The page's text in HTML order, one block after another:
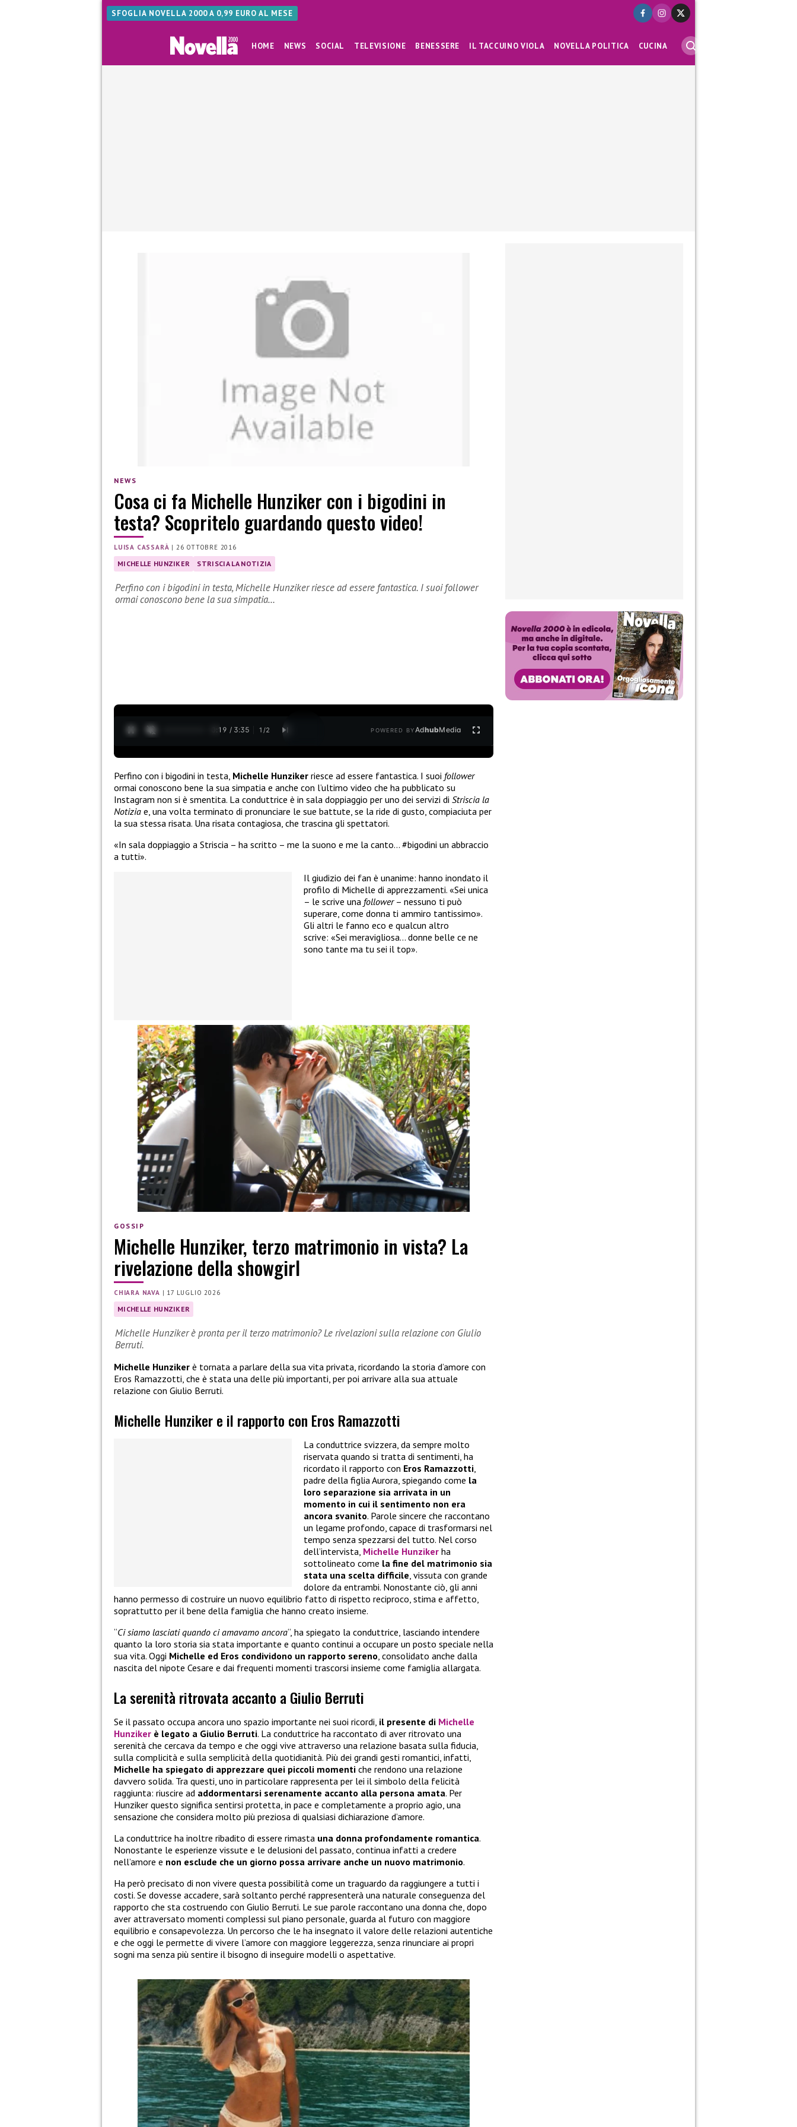
SFOGLIA NOVELLA 2000 A 0,99 EURO AL MESE
HOME NEWS SOCIAL TELEVISIONE BENESSERE IL TACCUINO VIOLA NOVELLA POLITICA CUCINA
NEWS
Cosa ci fa Michelle Hunziker con i bigodini in
testa? Scopritelo guardando questo video!
LUISA CASSARÀ | 26 OTTOBRE 2016
MICHELLE HUNZIKER STRISCIA LA NOTIZIA
Perfino con i bigodini in testa, Michelle Hunziker riesce ad essere fantastica. I suoi follower
ormai conoscono bene la sua simpatia…
0:20 / 3:35 1 /2 POWERED BYAdhubMedia
Perfino con i bigodini in testa, Michelle Hunziker riesce ad essere fantastica. I suoi follower
ormai conoscono bene la sua simpatia e anche con l’ultimo video che ha pubblicato su
Instagram non si è smentita. La conduttrice è in sala doppiaggio per uno dei servizi di Striscia la
Notizia e, una volta terminato di pronunciare le sue battute, se la ride di gusto, compiaciuta per
la sua stessa risata. Una risata contagiosa, che trascina gli spettatori.
«In sala doppiaggio a Striscia – ha scritto – me la suono e me la canto… #bigodini un abbraccio
a tutti».
Il giudizio dei fan è unanime: hanno inondato il
profilo di Michelle di apprezzamenti. «Sei unica
– le scrive una follower– nessuno ti può
superare, come donna ti ammiro tantissimo».
Gli altri le fanno eco e qualcun altro
scrive: «Sei meravigliosa… donne belle ce ne
sono tante ma tu sei il top».
GOSSIP
Michelle Hunziker, terzo matrimonio in vista? La
rivelazione della showgirl
CHIARA NAVA | 17 LUGLIO 2026
MICHELLE HUNZIKER
Michelle Hunziker è pronta per il terzo matrimonio? Le rivelazioni sulla relazione con Giulio
Berruti.
Michelle Hunziker è tornata a parlare della sua vita privata, ricordando la storia d’amore con
Eros Ramazzotti, che è stata una delle più importanti, per poi arrivare alla sua attuale
relazione con Giulio Berruti.
Michelle Hunziker e il rapporto con Eros Ramazzotti
La conduttrice svizzera, da sempre molto
riservata quando si tratta di sentimenti, ha
ricordato il rapporto con Eros Ramazzotti,
padre della figlia Aurora, spiegando come la
loro separazione sia arrivata in un
momento in cui il sentimento non era
ancora svanito. Parole sincere che raccontano
un legame profondo, capace di trasformarsi nel
tempo senza spezzarsi del tutto. Nel corso
dell’intervista, Michelle Hunziker ha
sottolineato come la fine del matrimonio sia
stata una scelta difficile, vissuta con grande
dolore da entrambi. Nonostante ciò, gli anni
hanno permesso di costruire un nuovo equilibrio fatto di rispetto reciproco, stima e affetto,
soprattutto per il bene della famiglia che hanno creato insieme.
“Ci siamo lasciati quando ci amavamo ancora“, ha spiegato la conduttrice, lasciando intendere
quanto la loro storia sia stata importante e quanto continui a occupare un posto speciale nella
sua vita. Oggi Michelle ed Eros condividono un rapporto sereno, consolidato anche dalla
nascita del nipote Cesare e dai frequenti momenti trascorsi insieme come famiglia allargata.
La serenità ritrovata accanto a Giulio Berruti
Se il passato occupa ancora uno spazio importante nei suoi ricordi, il presente di Michelle
Hunziker è legato a Giulio Berruti. La conduttrice ha raccontato di aver ritrovato una
serenità che cercava da tempo e che oggi vive attraverso una relazione basata sulla fiducia,
sulla complicità e sulla semplicità della quotidianità. Più dei grandi gesti romantici, infatti,
Michelle ha spiegato di apprezzare quei piccoli momenti che rendono una relazione
davvero solida. Tra questi, uno in particolare rappresenta per lei il simbolo della felicità
raggiunta: riuscire ad addormentarsi serenamente accanto alla persona amata. Per
Hunziker questo significa sentirsi protetta, in pace e completamente a proprio agio, una
sensazione che considera molto più preziosa di qualsiasi dichiarazione d’amore.
La conduttrice ha inoltre ribadito di essere rimasta una donna profondamente romantica.
Nonostante le esperienze vissute e le delusioni del passato, continua infatti a credere
nell’amore e non esclude che un giorno possa arrivare anche un nuovo matrimonio.
Ha però precisato di non vivere questa possibilità come un traguardo da raggiungere a tutti i
costi. Se dovesse accadere, sarà soltanto perché rappresenterà una naturale conseguenza del
rapporto che sta costruendo con Giulio Berruti. Le sue parole raccontano una donna che, dopo
aver attraversato momenti complessi sul piano personale, guarda al futuro con maggiore
equilibrio e consapevolezza. Un percorso che le ha insegnato il valore delle relazioni autentiche
e che oggi le permette di vivere l’amore con maggiore leggerezza, senza rinunciare ai propri
sogni ma senza più sentire il bisogno di inseguire modelli o aspettative.